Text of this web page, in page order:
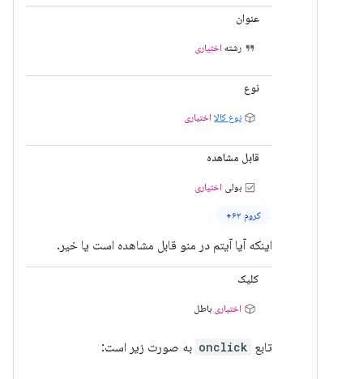
عنوان
رشته اختیاری
نوع
نوع کالا اختیاری
قابل مشاهده
بولی اختیاری
کروم ۶۲+
اینکه آیا آیتم در منو قابل مشاهده است یا خیر.
کلیک
اختیاری باطل
تابع onclick به صورت زیر است: